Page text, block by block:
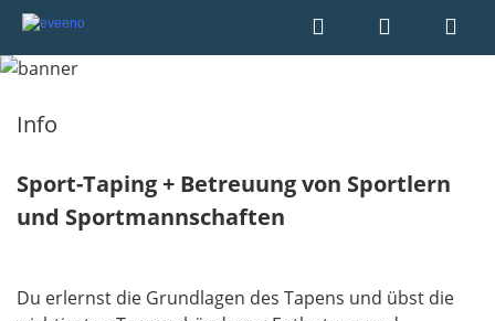
Info
Sport-Taping + Betreuung von Sportlern
und Sportmannschaften
Du erlernst die Grundlagen des Tapens und übst die